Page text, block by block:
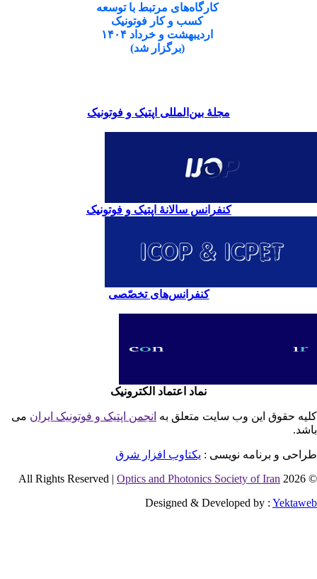
کارگاه‌های مرتبط با توسعه
کسب و کار فوتونیک
اردیبهشت و خرداد ۱۴۰۴
(برگزار شد)
مجلۀ بین‌المللی اپتیک و فوتونیک
کنفرانس سالانۀ اپتیک و فوتونیک
کنفرانس‌های تخصّصی
نماد اعتماد الکترونیک
حقوق این وب سایت متعلق بهانجمن اپتیک و فوتونیک ایران می
و برنامه نویسی : یکتاوب افزار شرق
©
Optics and Photonics Society of Iran
Designed & Developed by :